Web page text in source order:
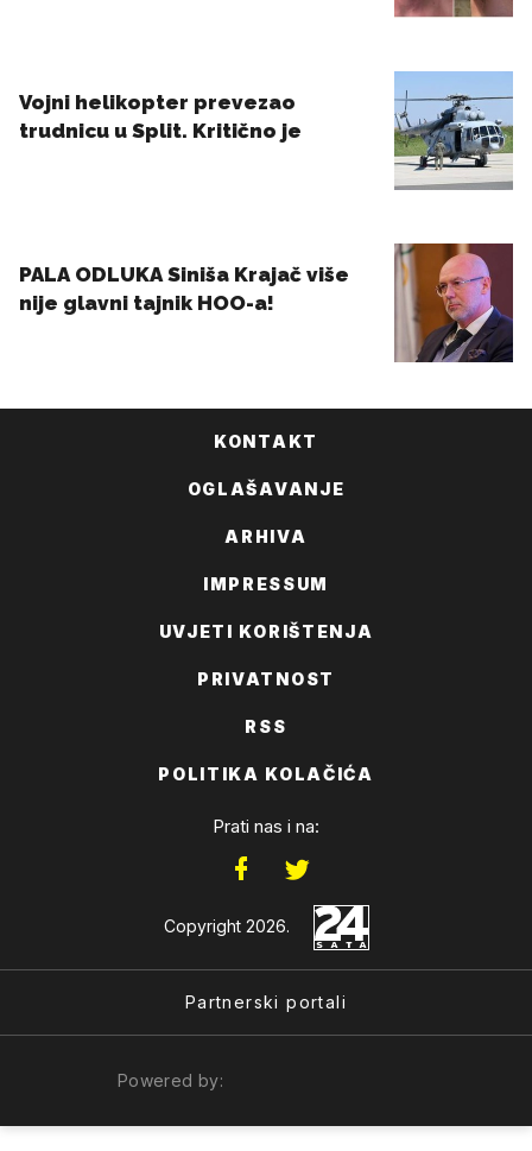
KONTAKT
OGLAŠAVANJE
ARHIVA
IMPRESSUM
UVJETI KORIŠTENJA
PRIVATNOST
RSS
POLITIKA KOLAČIĆA
Prati nas i na:
Copyright 2026.
Partnerski portali
Powered by: